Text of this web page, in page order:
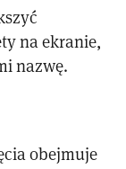
na ekranie,
nazwę.
obejmuje